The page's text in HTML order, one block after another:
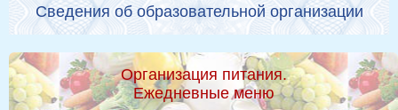
Сведения об образовательной организации
Организация питания.
Ежедневные меню